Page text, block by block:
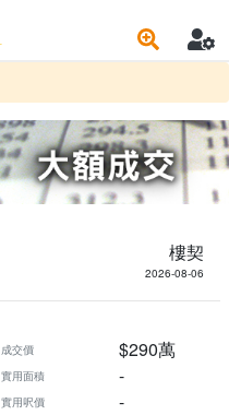
樓契
2026-08-06
成交價 $290萬
實用面積 -
實用呎價 -